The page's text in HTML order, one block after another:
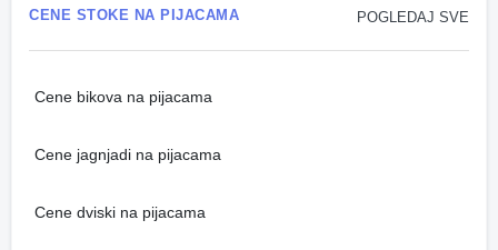
POGLEDAJ SVE
CENE STOKE NA PIJACAMA
Cene bikova na pijacama
Cene jagnjadi na pijacama
Cene dviski na pijacama